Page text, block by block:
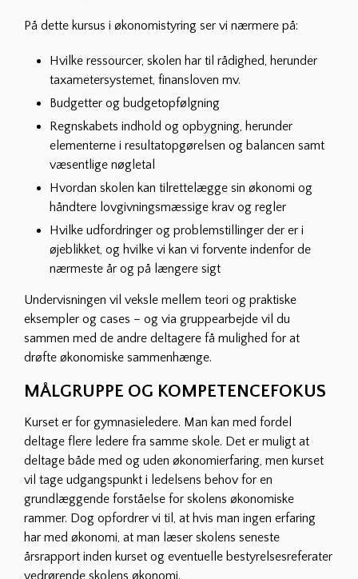
På dette kursus i økonomistyring ser vi nærmere på:
Hvilke ressourcer, skolen har til rådighed, herunder
taxametersystemet, finansloven mv.
Budgetter og budgetopfølgning
Regnskabets indhold og opbygning, herunder
elementerne i resultatopgørelsen og balancen samt
væsentlige nøgletal
Hvordan skolen kan tilrettelægge sin økonomi og
håndtere lovgivningsmæssige krav og regler
Hvilke udfordringer og problemstillinger der er i
øjeblikket, og hvilke vi kan vi forvente indenfor de
nærmeste år og på længere sigt
Undervisningen vil veksle mellem teori og praktiske
eksempler og cases – og via gruppearbejde vil du
sammen med de andre deltagere få mulighed for at
drøfte økonomiske sammenhænge.
MÅLGRUPPE OG KOMPETENCEFOKUS
Kurset er for gymnasieledere. Man kan med fordel
deltage flere ledere fra samme skole. Det er muligt at
deltage både med og uden økonomierfaring, men kurset
vil tage udgangspunkt i ledelsens behov for en
grundlæggende forståelse for skolens økonomiske
rammer. Dog opfordrer vi til, at hvis man ingen erfaring
har med økonomi, at man læser skolens seneste
årsrapport inden kurset og eventuelle bestyrelsesreferater
vedrørende skolens økonomi.